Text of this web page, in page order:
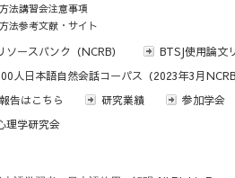
法講習会注意事項
法参考文献・サイト
ソースバンク（NCRB）
BTSJ使用論文
人日本語自然会話コーパス（2023年3月
告はこちら
研究業績 参加学会
理学研究会